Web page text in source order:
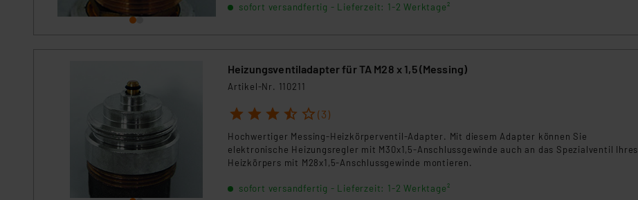
sofort versandfertig - Lieferzeit: 1-2 Werktage²
Heizungsventiladapter für TA M28 x 1,5 (Messing)
Artikel-Nr. 110211
1 2 3 4 5 (3)
Hochwertiger Messing-Heizkörperventil-Adapter. Mit diesem Adapter können Sie
elektronische Heizungsregler mit M30x1,5-Anschlussgewinde auch an das Spezialventil Ihres
Heizkörpers mit M28x1,5-Anschlussgewinde montieren.
sofort versandfertig - Lieferzeit: 1-2 Werktage²